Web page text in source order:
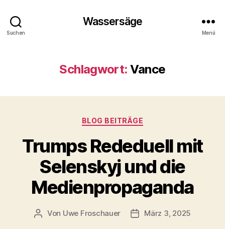
Suchen
Wassersäge
Menü
Schlagwort: Vance
Kategorien
BLOG BEITRÄGE
Trumps Rededuell mit
Selenskyj und die
Medienpropaganda
Beitragsautor
Von Uwe Froschauer Beitragsdatum
März 3, 2025